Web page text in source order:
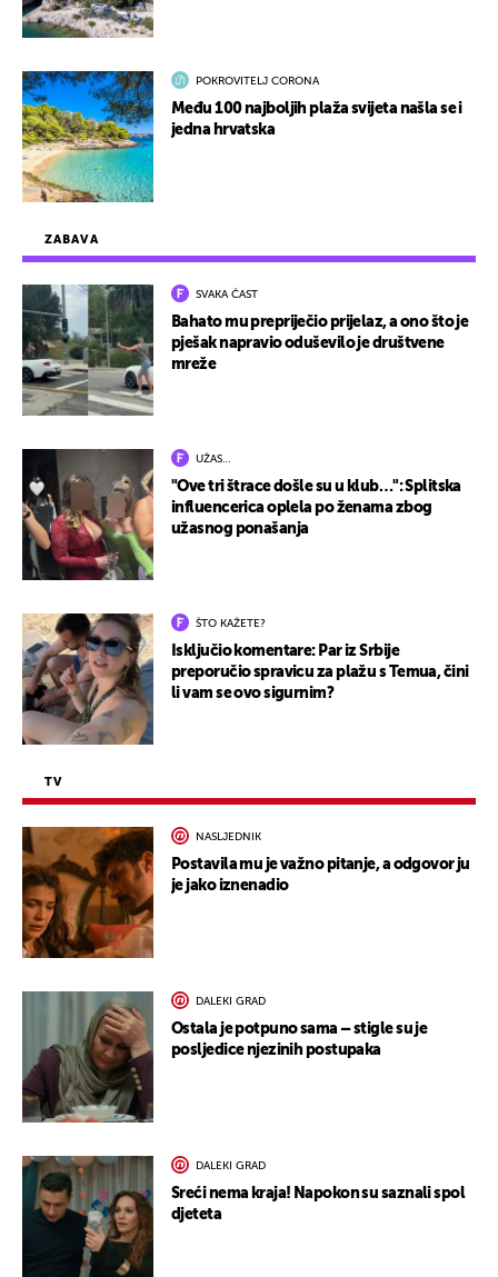
ZABAVA
SVAKA ČAST
Bahato mu prepriječio prijelaz, a ono što je
pješak napravio oduševilo je društvene
mreže
UŽAS…
"Ove tri štrace došle su u klub…": Splitska
influencerica oplela po ženama zbog
užasnog ponašanja
ŠTO KAŽETE?
Isključio komentare: Par iz Srbije
preporučio spravicu za plažu s Temua, čini
li vam se ovo sigurnim?
TV
NASLJEDNIK
Postavila mu je važno pitanje, a odgovor ju
je jako iznenadio
DALEKI GRAD
Ostala je potpuno sama – stigle su je
posljedice njezinih postupaka
DALEKI GRAD
Sreći nema kraja! Napokon su saznali spol
djeteta
POKROVITELJ CORONA
Među 100 najboljih plaža svijeta našla se i
jedna hrvatska